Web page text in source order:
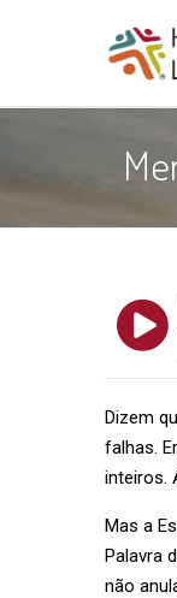
Dizem
falhas.
inteiros.
Mas a
Palavra
não